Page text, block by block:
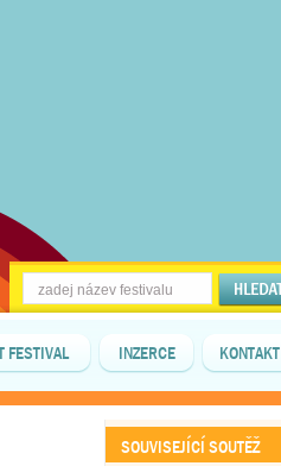
FESTIVAL INZERCE KONTAKT
SOUVISEJÍCÍ SOUTĚŽ